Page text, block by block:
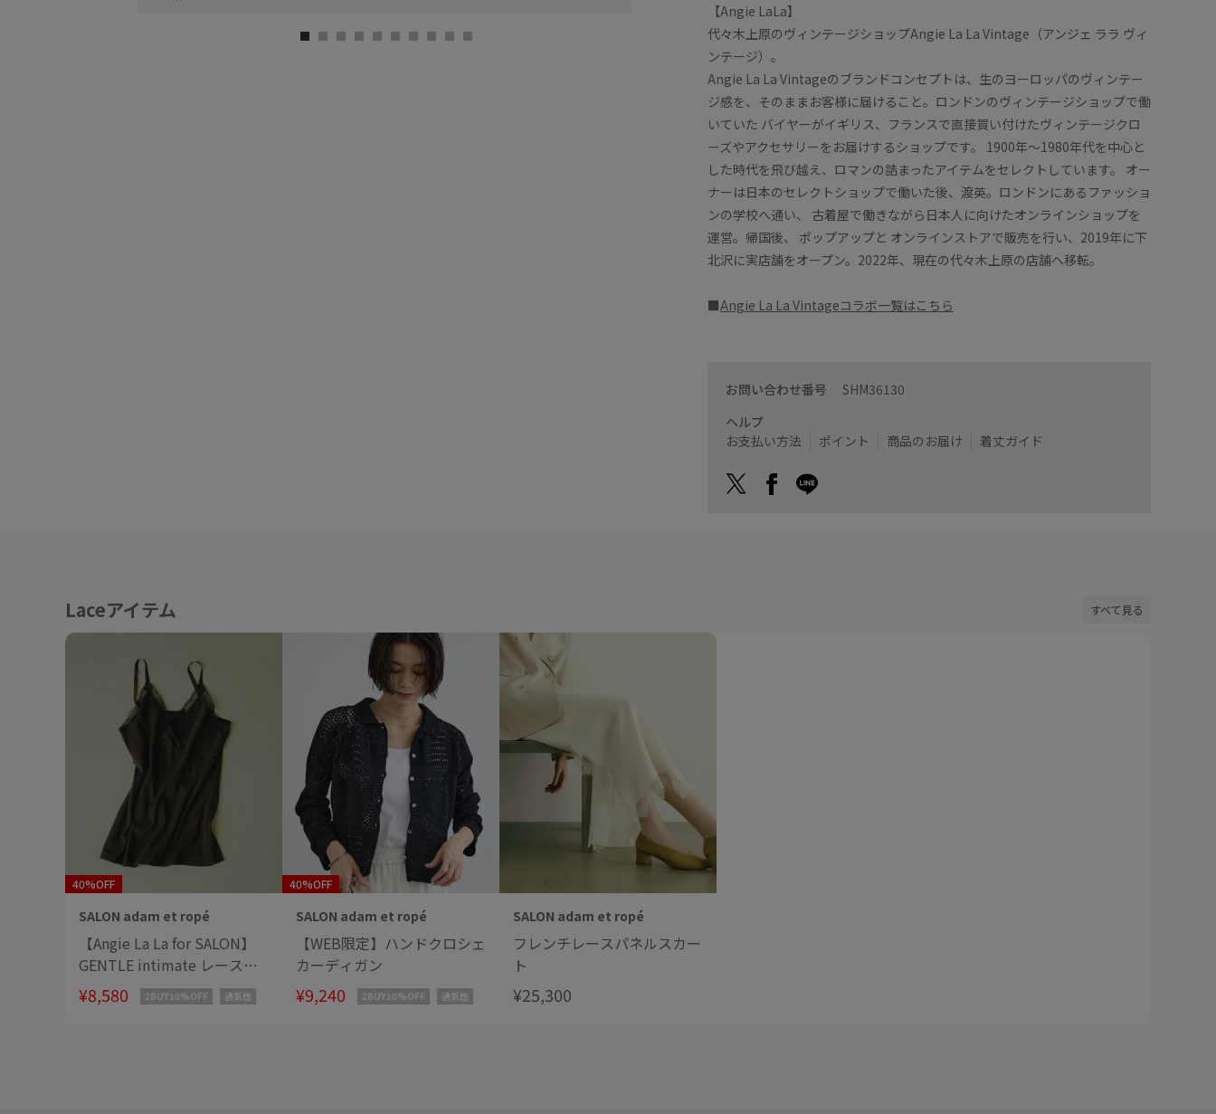
NEWoMan高輪店
CHIKA (163cm)
カラー : チャコール (06)
【Angie LaLa】
代々木上原のヴィンテージショップAngie La La Vintage（アンジェ ララ ヴィ
ンテージ）。
Angie La La Vintageのブランドコンセプトは、生のヨーロッパのヴィンテー
ジ感を、そのままお客様に届けること。ロンドンのヴィンテージショップで働
いていた バイヤーがイギリス、フランスで直接買い付けたヴィンテージクロ
ーズやアクセサリーをお届けするショップです。 1900年〜1980年代を中心と
した時代を飛び越え、ロマンの詰まったアイテムをセレクトしています。 オー
ナーは日本のセレクトショップで働いた後、渡英。ロンドンにあるファッショ
ンの学校へ通い、 古着屋で働きながら日本人に向けたオンラインショップを
運営。帰国後、 ポップアップと オンラインストアで販売を行い、2019年に下
北沢に実店舗をオープン。2022年、現在の代々木上原の店舗へ移転。
■Angie La La Vintageコラボ一覧はこちら
お問い合わせ番号 SHM36130
ヘルプ
お支払い方法
ポイント 商品のお届け 着丈ガイド
Laceアイテム すべて見る
40%OFF
SALON adam et ropé
【Angie La La for SALON】
GENTLE intimate レースキ
ャミソール
¥8,580 2BUY10%OFF 通気性
40%OFF
SALON adam et ropé
【WEB限定】ハンドクロシェ
カーディガン
¥9,240 2BUY10%OFF 通気性
SALON adam et ropé
フレンチレースパネルスカー
ト
¥25,300